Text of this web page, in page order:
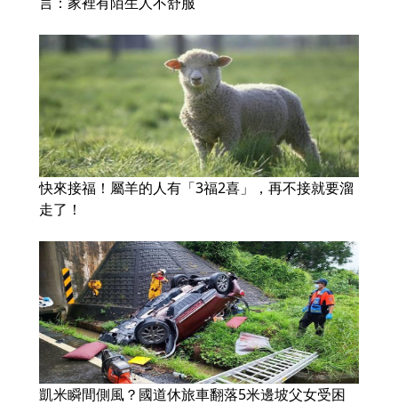
快來接福！屬羊的人有「3福2喜」，再不接就要溜
走了！
凱米瞬間側風？國道休旅車翻落5米邊坡父女受困